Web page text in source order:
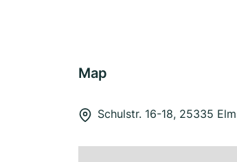
Map
Schulstr. 16-18, 25335